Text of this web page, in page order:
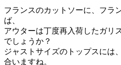
フランスのカットソーに、フラ
ば、
アウターは丁度再入荷したガリ
でしょうか？
ジャストサイズのトップスには
合いますね。